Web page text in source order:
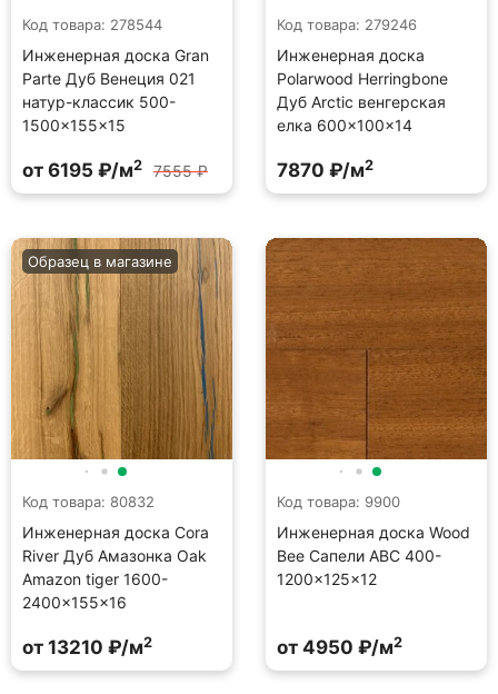
Код товара: 278544
Инженерная доска Gran
Parte Дуб Венеция 021
натур-классик 500-
1500×155×15
от 6195 ₽/м2 7555 ₽
Код товара: 279246
Инженерная доска
Polarwood Herringbone
Дуб Arctic венгерская
елка 600×100×14
7870 ₽/м2
Код товара: 80832
Инженерная доска Cora
River Дуб Амазонка Oak
Amazon tiger 1600-
2400×155×16
Образец в магазине
от 13210 ₽/м2
Код товара: 9900
Инженерная доска Wood
Bee Сапели ABC 400-
1200×125×12
от 4950 ₽/м2